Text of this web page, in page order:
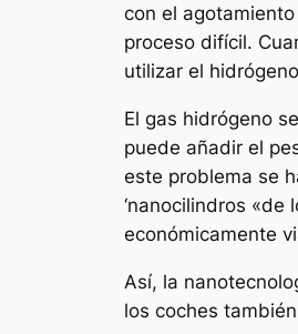
con el
proceso difícil.
utilizar el
El gas hidrógeno
puede añadir el
este problema se
‘nanocilindros
económicamente
Así, la
los coches